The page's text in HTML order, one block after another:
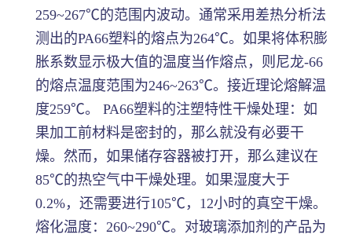
259~267℃的范围内波动。通常采用差热分析法
测出的PA66塑料的熔点为264℃。如果将体积膨
胀系数显示极大值的温度当作熔点，则尼龙-66
的熔点温度范围为246~263℃。接近理论熔解温
度259℃。 PA66塑料的注塑特性干燥处理：如
果加工前材料是密封的，那么就没有必要干
燥。然而，如果储存容器被打开，那么建议在
85℃的热空气中干燥处理。如果湿度大于
0.2%，还需要进行105℃，12小时的真空干燥。
熔化温度：260~290℃。对玻璃添加剂的产品为